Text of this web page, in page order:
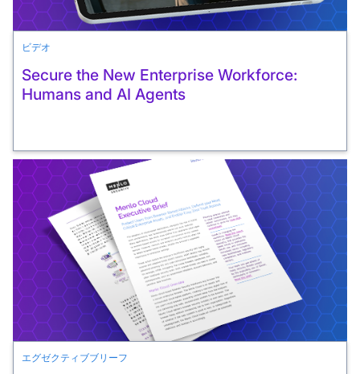
ビデオ
Secure the New Enterprise Workforce:
Humans and AI Agents
エグゼクティブブリーフ